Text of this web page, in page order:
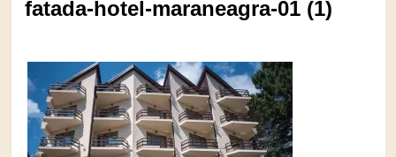
fatada-hotel-maraneagra-01 (1)